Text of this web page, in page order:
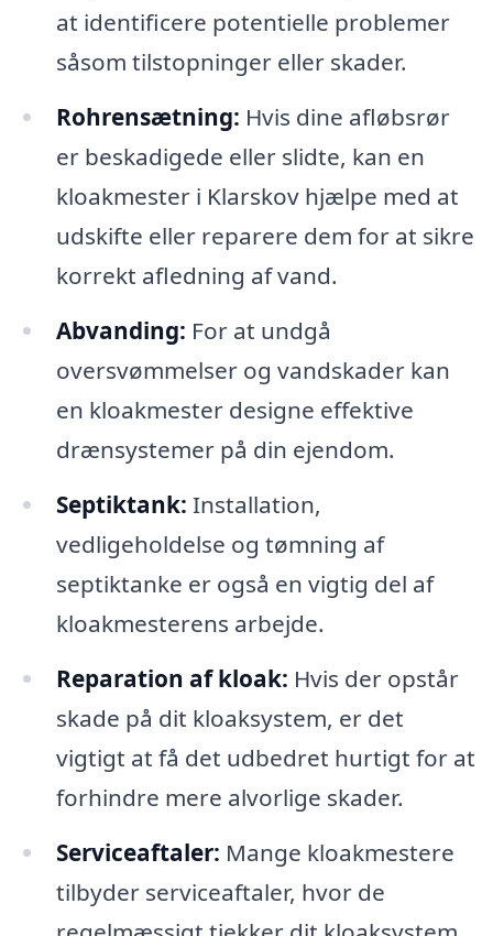
at identificere potentielle problemer
såsom tilstopninger eller skader.
Rohrensætning: Hvis dine afløbsrør
er beskadigede eller slidte, kan en
kloakmester i Klarskov hjælpe med at
udskifte eller reparere dem for at sikre
korrekt afledning af vand.
Abvanding: For at undgå
oversvømmelser og vandskader kan
en kloakmester designe effektive
drænsystemer på din ejendom.
Septiktank: Installation,
vedligeholdelse og tømning af
septiktanke er også en vigtig del af
kloakmesterens arbejde.
Reparation af kloak: Hvis der opstår
skade på dit kloaksystem, er det
vigtigt at få det udbedret hurtigt for at
forhindre mere alvorlige skader.
Serviceaftaler: Mange kloakmestere
tilbyder serviceaftaler, hvor de